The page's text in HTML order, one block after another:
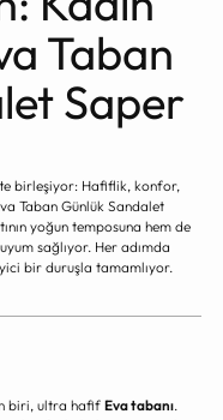
Taban
Saper
birleşiyor: Hafiflik, konfor,
Taban Günlük Sandalet
yoğun temposuna hem de
sağlıyor. Her adımda
bir duruşla tamamlıyor.
biri, ultra hafif Eva tabanı.